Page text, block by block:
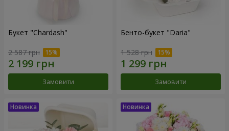
Букет "Chardash"
2 587 грн
Замовити
Бенто-букет "Daria"
1 528 грн
Замовити